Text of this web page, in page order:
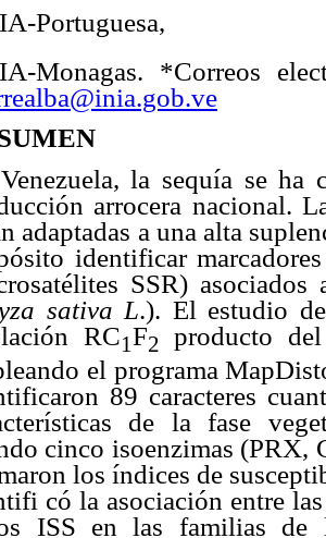
Portuguesa,
Monagas. *Correos
la sequía se
arrocera nacional.
adaptadas a una alta
identificar
SSR)
sativa L.). El estudio
RC1F2 producto
el programa
89 caracteres
de la fase
cinco isoenzimas (PRX,
los índices de
có la asociación entre
ISS en las familias de